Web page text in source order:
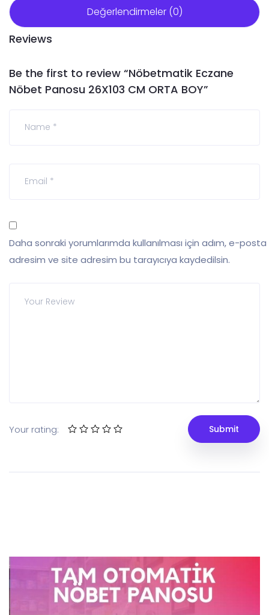
Değerlendirmeler (0)
Reviews
Be the first to review “Nöbetmatik Eczane
Nöbet Panosu 26X103 CM ORTA BOY”
Daha sonraki yorumlarımda kullanılması için adım, e-posta
adresim ve site adresim bu tarayıcıya kaydedilsin.
Your rating: